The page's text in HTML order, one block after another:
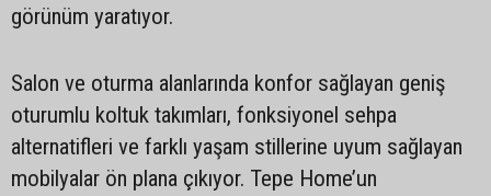
görünüm yaratıyor.
Salon ve oturma alanlarında konfor sağlayan geniş
oturumlu koltuk takımları, fonksiyonel sehpa
alternatifleri ve farklı yaşam stillerine uyum sağlayan
mobilyalar ön plana çıkıyor. Tepe Home’un